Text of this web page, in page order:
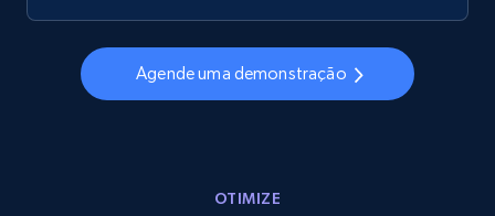
5.6K+ 876+ Comece agora
URL, Final price, Sku, Currency, Gtin,
Agende uma demonstração
OTIMIZE